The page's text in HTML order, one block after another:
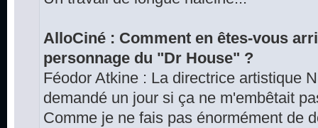
AlloCiné : Comment en êtes-vous
personnage du "Dr House" ?
Féodor Atkine : La directrice artistique
demandé un jour si ça ne m'embêtait
Comme je ne fais pas énormément de